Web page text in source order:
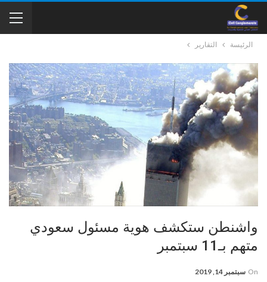
الرئيسة التقارير
واشنطن ستكشف هوية مسئول سعودي
متهم بـ11 سبتمبر
On سبتمبر 14, 2019